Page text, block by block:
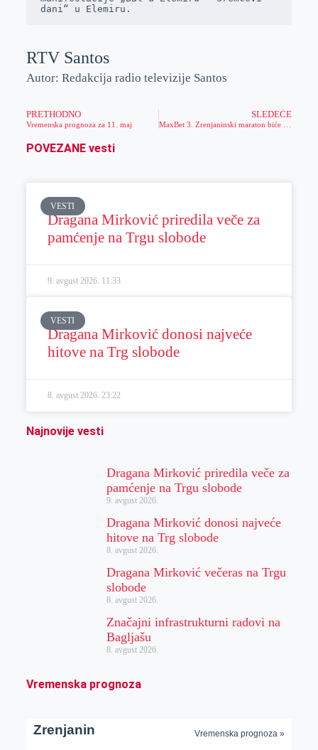
dani“ u Elemiru.
RTV Santos
Autor: Redakcija radio televizije Santos
PRETHODNO
Vremenska prognoza za 11. maj
SLEDEĆE
POVEZANE vesti
VESTI
Dragana Mirković priredila veče za
pamćenje na Trgu slobode
9. avgust 2026. 11:33
VESTI
Dragana Mirković donosi najveće
hitove na Trg slobode
8. avgust 2026. 23:22
Najnovije vesti
Dragana Mirković priredila veče za
pamćenje na Trgu slobode
9. avgust 2026.
Dragana Mirković donosi najveće
hitove na Trg slobode
8. avgust 2026.
Dragana Mirković večeras na Trgu
slobode
8. avgust 2026.
Značajni infrastrukturni radovi na
Bagljašu
8. avgust 2026.
Vremenska prognoza